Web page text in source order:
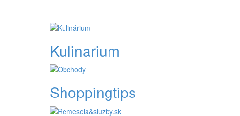
Kulinarium
Shoppingtips